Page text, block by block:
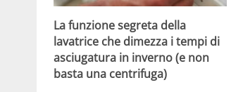
La funzione segreta della
lavatrice che dimezza i tempi di
asciugatura in inverno (e non
basta una centrifuga)